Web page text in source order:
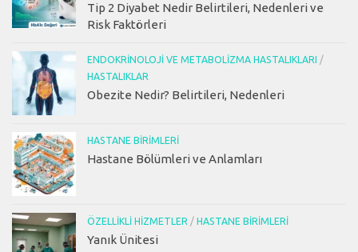
Tip 2 Diyabet Nedir Belirtileri, Nedenleri ve
Risk Faktörleri
ENDOKRINOLOJI VE METABOLIZMA HASTALIKLARI
/
HASTALIKLAR
Obezite Nedir? Belirtileri, Nedenleri
HASTANE BIRIMLERI
Hastane Bölümleri ve Anlamları
ÖZELLIKLI HIZMETLER / HASTANE BIRIMLERI
Yanık Ünitesi